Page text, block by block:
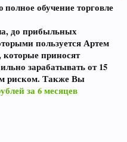
обучение торговле
до прибыльных
пользуется Артем
которые приносят
зарабатывать от 15
риском. Также Вы
за 6 месяцев